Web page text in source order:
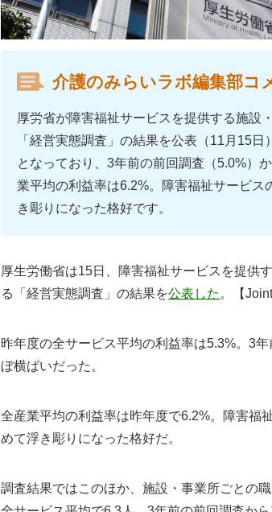
介護のみらいラボ編集部コ
厚労省が障害福祉サービスを提供する施設
「経営実態調査」の結果を公表（11月15
となっており、3年前の前回調査（5.0%）
業平均の利益率は6.2%。障害福祉サービ
き彫りになった格好です。
厚生労働省は15日、障害福祉サービスを提供
る「経営実態調査」の結果を公表した。【
昨年度の全サービス平均の利益率は5.3%。3
ぼ横ばいだった。
全産業平均の利益率は昨年度で6.2%。障害福
めて浮き彫りになった格好だ。
調査結果ではこのほか、施設・事業所ごとの